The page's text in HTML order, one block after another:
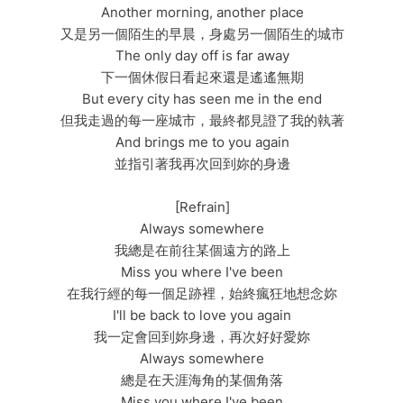
Another morning, another place
又是另一個陌生的早晨，身處另一個陌生的城市
The only day off is far away
下一個休假日看起來還是遙遙無期
But every city has seen me in the end
但我走過的每一座城市，最終都見證了我的執著
And brings me to you again
並指引著我再次回到妳的身邊
[Refrain]
Always somewhere
我總是在前往某個遠方的路上
Miss you where I've been
在我行經的每一個足跡裡，始終瘋狂地想念妳
I'll be back to love you again
我一定會回到妳身邊，再次好好愛妳
Always somewhere
總是在天涯海角的某個角落